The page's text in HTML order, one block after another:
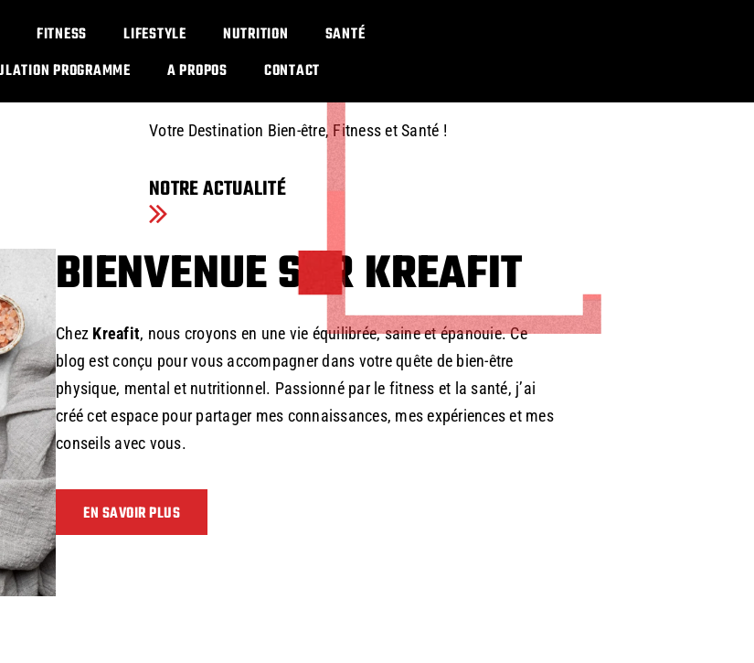
FITNESS LIFESTYLE NUTRITION
SANTÉ
PROGRAMME​
A PROPOS CONTACT
IMPOSSIBLE IS JUST A
OPINION
Votre Destination Bien-être, Fitness et Santé !
NOTRE ACTUALITÉ
BIENVENUE SUR KREAFIT
Chez Kreafit, nous croyons en une vie équilibrée, saine et épanouie. Ce
blog est conçu pour vous accompagner dans votre quête de bien-être
physique, mental et nutritionnel. Passionné par le fitness et la santé, j’ai
créé cet espace pour partager mes connaissances, mes expériences et mes
conseils avec vous.
EN SAVOIR PLUS